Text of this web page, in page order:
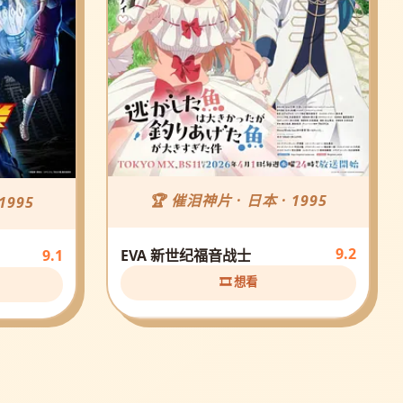
9.1
🏆 催泪神片 · 日本 · 1995
EVA 新世纪福音战士 9.2
🎞️ 想看